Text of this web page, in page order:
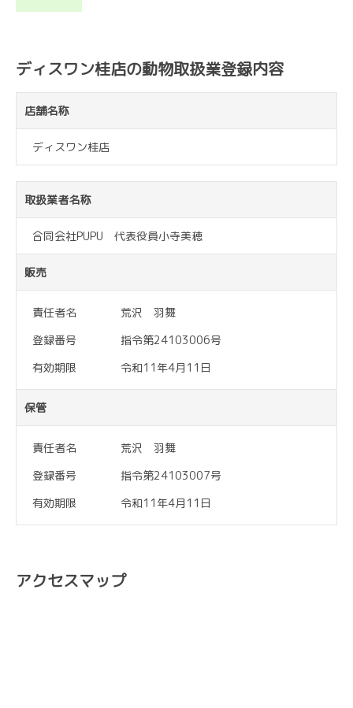
ディスワン桂店の動物取扱業登録内容
店舗名称
ディスワン桂店
取扱業者名称
合同会社PUPU 代表役員小寺美穂
販売
責任者名
荒沢 羽舞
登録番号
指令第24103006号
有効期限
令和11年4月11日
保管
責任者名
荒沢 羽舞
登録番号
指令第24103007号
有効期限
令和11年4月11日
アクセスマップ